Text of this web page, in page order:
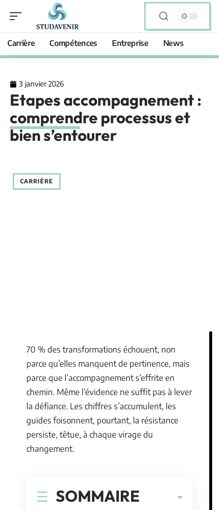
Carrière Compétences Entreprise News
3 janvier 2026
Etapes accompagnement :
comprendre processus et
bien s’entourer
CARRIÈRE
70 % des transformations échouent, non
parce qu’elles manquent de pertinence, mais
parce que l’accompagnement s’effrite en
chemin. Même l’évidence ne suffit pas à lever
la défiance. Les chiffres s’accumulent, les
guides foisonnent, pourtant, la résistance
persiste, têtue, à chaque virage du
changement.
SOMMAIRE